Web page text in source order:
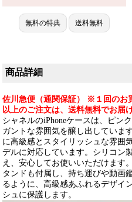
多機能仕様。かわいいミラーカ
ード収納ショルダースタイルが
ド入れケー
無料の特典 送料無料
商品詳細
佐川急便（通関保証） ※１回のお
以上のご注文は、送料無料でお届
シャネルのiPhoneケースは、ピン
ガントな雰囲気を醸し出していま
に高級感とスタイリッシュな雰囲
デルに対応しています。シリコン
え、安心してお使いいただけます
タンドも付属し、持ち運びや動画
るように、高級感あふれるデザイ
シュに保護します。